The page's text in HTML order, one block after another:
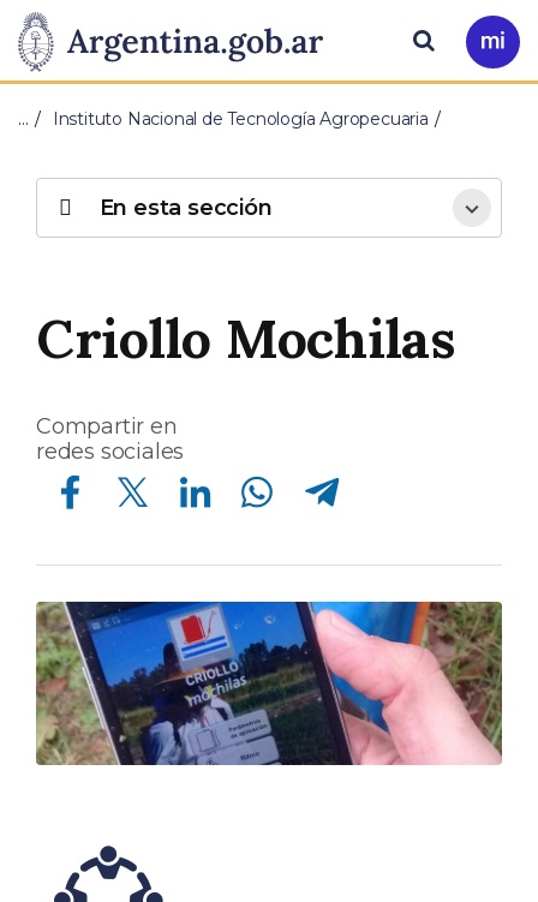
Presidencia
de
Nación
Pasar al contenido principal
Ir
a
Buscar
… Instituto Nacional de Tecnología Agropecuaria
Criollo Mochilas
Compartir en
redes sociales
Compartir en Facebook Compartir en Twitter Compartir en Linkedin Compartir en Whatsapp Compartir en Telegram
En esta sección